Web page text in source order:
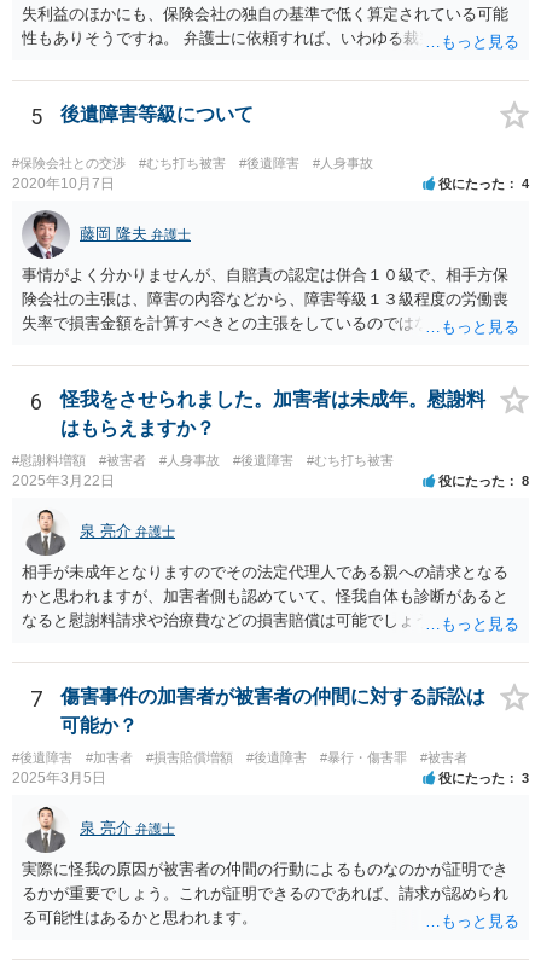
失利益のほかにも、保険会社の独自の基準で低く算定されている可能
性もありそうですね。 弁護士に依頼すれば、いわゆる裁判基準程度の
5 後遺障害等級について
#保険会社との交渉 #むち打ち被害 #後遺障害 #人身事故
2020年10月7日 役にたった 4
藤岡 隆夫 弁護士
事情がよく分かりませんが、自賠責の認定は併合１０級で、相手方保
険会社の主張は、障害の内容などから、障害等級１３級程度の労働喪
失率で損害金額を計算すべきとの主張をしているのではないでしょう
ので、弁護士を交代しても状況は変わらないでしょう。今の弁護士と
十分に打ち合わせをすることが重要だと思います。
6
怪我をさせられました。加害者は未成年。慰謝料
はもらえますか？
#慰謝料増額 #被害者 #人身事故 #後遺障害 #むち打ち被害
2025年3月22日 役にたった 8
泉 亮介 弁護士
相手が未成年となりますのでその法定代理人である親への請求となる
かと思われますが、加害者側も認めていて、怪我自体も診断があると
なると慰謝料請求や治療費などの損害賠償は可能でしょう。 整骨院へ
い場合が多いです。 また、保険会社から提案される金額は低めに出さ
れることも多いため、その交渉のために弁護士を入れるということも
考えられるかと思われます。
7
傷害事件の加害者が被害者の仲間に対する訴訟は
可能か？
#後遺障害 #加害者 #損害賠償増額 #後遺障害 #暴行・傷害罪 #被害者
2025年3月5日 役にたった 3
泉 亮介 弁護士
実際に怪我の原因が被害者の仲間の行動によるものなのかが証明でき
るかが重要でしょう。これが証明できるのであれば、請求が認められ
る可能性はあるかと思われます。